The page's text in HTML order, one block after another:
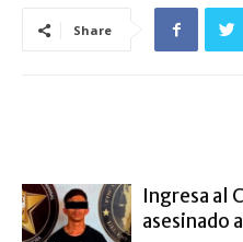
Share
Ingresa al
asesinado